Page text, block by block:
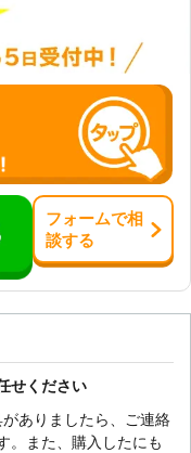
フォームで相
談する
せください
ありましたら、ご連絡
。また、購入したにも